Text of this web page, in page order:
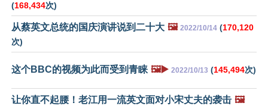
(168,434次)
从蔡英文总统的国庆演讲说到二十大 🖼️ 2022/10/14 (170,120
次)
这个BBC的视频为此而受到青睐 🖼️▶️ 2022/10/13 (145,494次)
让你直不起腰！老江用一流英文面对小宋丈夫的袭击 🖼️